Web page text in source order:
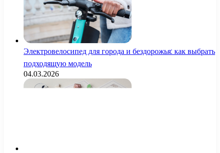
Электровелосипед для города и бездорожья: как выбрать
подходящую модель
04.03.2026